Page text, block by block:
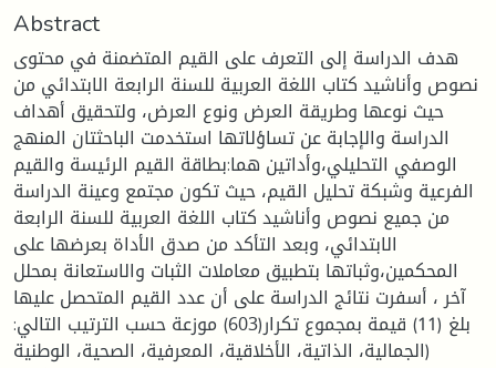
Abstract
هدف الدراسة إلى التعرف على القيم المتضمنة في محتوى
نصوص وأناشيد كتاب اللغة العربية للسنة الرابعة الابتدائي من
حيث نوعها وطريقة العرض ونوع العرض، ولتحقيق أهداف
الدراسة والإجابة عن تساؤلاتها استخدمت الباحثتان المنهج
الوصفي التحليلي،وأداتين هما:بطاقة القيم الرئيسة والقيم
الفرعية وشبكة تحليل القيم، حيث تكون مجتمع وعينة الدراسة
من جميع نصوص وأناشيد كتاب اللغة العربية للسنة الرابعة
الابتدائي، وبعد التأكد من صدق الأداة بعرضها على
المحكمين،وثباتها بتطبيق معاملات الثبات والاستعانة بمحلل
آخر ، أسفرت نتائج الدراسة على أن عدد القيم المتحصل عليها
بلغ (11) قيمة بمجموع تكرار(603) موزعة حسب الترتيب التالي:
(الجمالية، الذاتية، الأخلاقية، المعرفية، الصحية، الوطنية